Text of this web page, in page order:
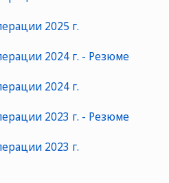
2025 г.
2024 г. - Резюме
2024 г.
2023 г. - Резюме
2023 г.